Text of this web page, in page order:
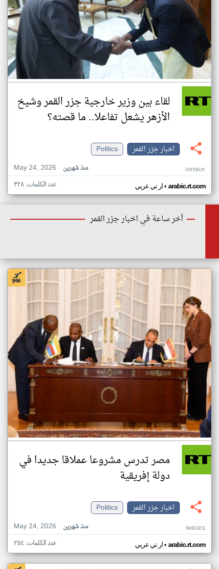
لقاء بين وزير خارجية جزر القمر وشيخ
الأزهر يشعل تفاعلا.. ما قصته؟
اخبار جزر القمر
Politics
May 24, 2026
منذ شهرين OX58UY
ار تي عربي• arabic.rt.com عدد الكلمات: ٣٢٨
أخر ساعة في اخبار جزر القمر
مصر تدرس مشروعا عملاقا جديدا في
دولة إفريقية
اخبار جزر القمر
Politics
May 24, 2026
منذ شهرين NH91ES
ار تي عربي• arabic.rt.com عدد الكلمات: ٢٥٤